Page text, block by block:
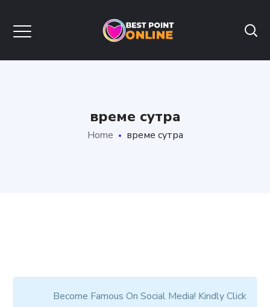
време сутра
Home време сутра
Become Famous On Social Media! Kindly Click